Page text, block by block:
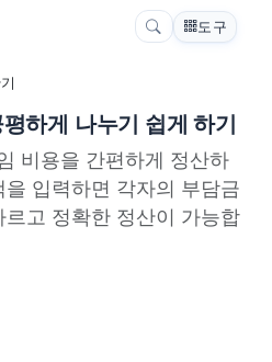
도구
하게 나누기 쉽게 하기
비용을 간편하게 정산하
입력하면 각자의 부담금
고 정확한 정산이 가능합